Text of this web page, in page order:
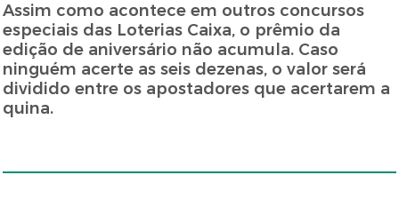
Assim como acontece em outros concursos
especiais das Loterias Caixa, o prêmio da
edição de aniversário não acumula. Caso
ninguém acerte as seis dezenas, o valor será
dividido entre os apostadores que acertarem a
quina.